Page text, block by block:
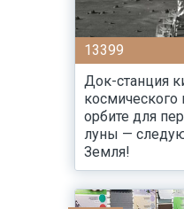
13399
Док-станция
космического
орбите для
луны —
Земля!